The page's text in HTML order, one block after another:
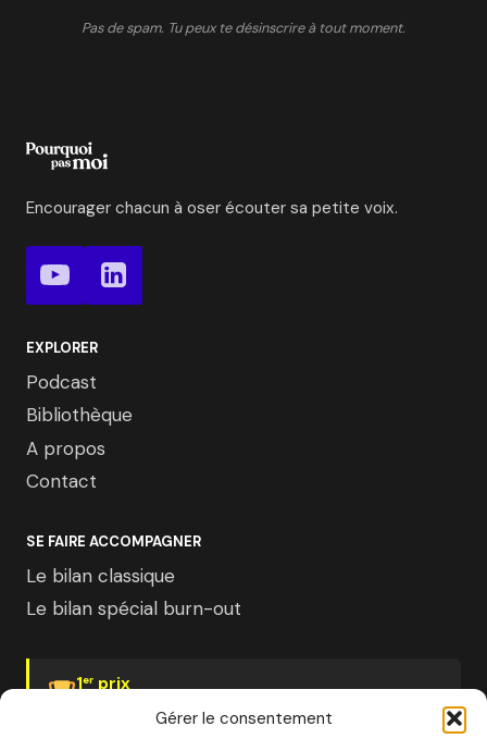
Gérer le consentement
Pas de spam. Tu peux te désinscrire à tout moment.
Encourager chacun à oser écouter sa petite voix.
EXPLORER
Podcast
Bibliothèque
A propos
Contact
SE FAIRE ACCOMPAGNER
Le bilan classique
Le bilan spécial burn-out
1er prix